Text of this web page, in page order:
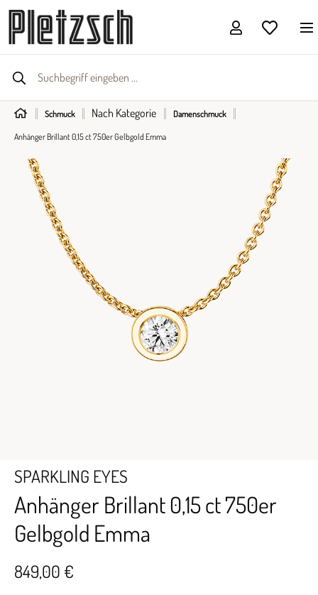
Schmuck Nach Kategorie Damenschmuck
Anhänger Brillant 0,15 ct 750er Gelbgold Emma
SPARKLING EYES
Anhänger Brillant 0,15 ct 750er
Gelbgold Emma
849,00 €